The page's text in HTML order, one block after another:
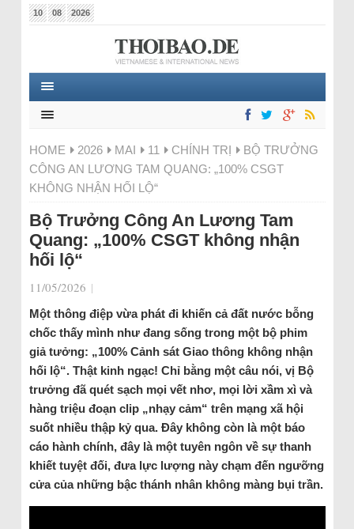
10 08 2026
HOME 2026 MAI 11 CHÍNH TRỊ
BỘ TRƯỞNG
CÔNG AN LƯƠNG TAM QUANG: „100% CSGT
KHÔNG NHẬN HỐI LỘ“
Bộ Trưởng Công An Lương Tam
Quang: „100% CSGT không nhận
hối lộ“
11/05/2026 |
Một thông điệp vừa phát đi khiến cả đất nước bỗng
chốc thấy mình như đang sống trong một bộ phim
giả tưởng: „100% Cảnh sát Giao thông không nhận
hối lộ“. Thật kinh ngạc! Chỉ bằng một câu nói, vị Bộ
trưởng đã quét sạch mọi vết nhơ, mọi lời xầm xì và
hàng triệu đoạn clip „nhạy cảm“ trên mạng xã hội
suốt nhiều thập kỷ qua. Đây không còn là một báo
cáo hành chính, đây là một tuyên ngôn về sự thanh
khiết tuyệt đối, đưa lực lượng này chạm đến ngưỡng
cửa của những bậc thánh nhân không màng bụi trần.